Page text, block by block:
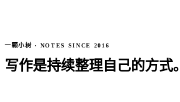
一颗小树 · NOTES SINCE 2016
写作是持续整理自己的方式。